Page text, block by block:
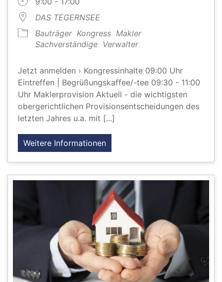
DAS TEGERNSEE
Bauträger Kongress Makler
Sachverständige Verwalter
Jetzt anmelden › Kongressinhalte 09:00 Uhr
Eintreffen | Begrüßungskaffee/-tee 09:30 - 11:00
Uhr Maklerprovision Aktuell - die wichtigsten
obergerichtlichen Provisionsentscheidungen des
letzten Jahres u.a. mit [...]
Weitere Informationen